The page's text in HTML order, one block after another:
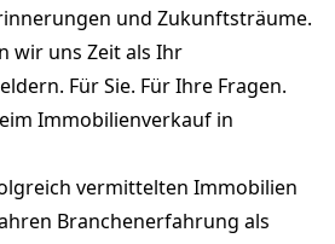
und Zukunftsträume.
wir uns Zeit als Ihr
Für Sie. Für Ihre Fragen.
Immobilienverkauf in
vermittelten Immobilien
Branchenerfahrung als